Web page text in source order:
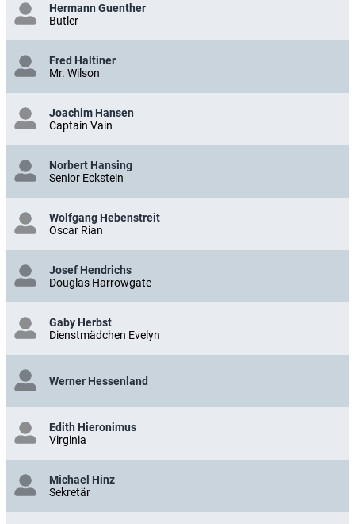
Hermann Guenther
Butler
Fred Haltiner
Mr. Wilson
Joachim Hansen
Captain Vain
Norbert Hansing
Senior Eckstein
Wolfgang Hebenstreit
Oscar Rian
Josef Hendrichs
Douglas Harrowgate
Gaby Herbst
Dienstmädchen Evelyn
Werner Hessenland
Edith Hieronimus
Virginia
Michael Hinz
Sekretär